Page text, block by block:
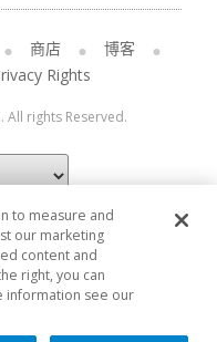
商店
博客
Rights
All rights Reserved.
to measure and
our marketing
content and
right, you can
information see our